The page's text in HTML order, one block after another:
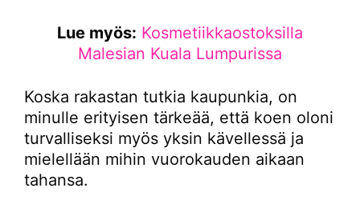
Lue myös: Kosmetiikkaostoksilla
Malesian Kuala Lumpurissa
Koska rakastan tutkia kaupunkia, on
minulle erityisen tärkeää, että koen oloni
turvalliseksi myös yksin kävellessä ja
mielellään mihin vuorokauden aikaan
tahansa.